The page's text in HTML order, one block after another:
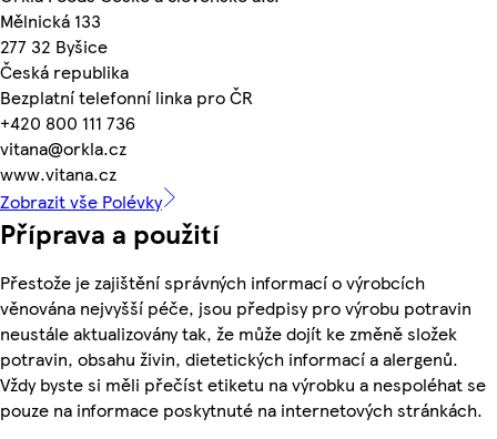
Mělnická 133
277 32 Byšice
Česká republika
Bezplatní telefonní linka pro ČR
+420 800 111 736
vitana@orkla.cz
www.vitana.cz
Zobrazit vše Polévky
Příprava a použití
Přestože je zajištění správných informací o výrobcích
věnována nejvyšší péče, jsou předpisy pro výrobu potravin
neustále aktualizovány tak, že může dojít ke změně složek
potravin, obsahu živin, dietetických informací a alergenů.
Vždy byste si měli přečíst etiketu na výrobku a nespoléhat se
pouze na informace poskytnuté na internetových stránkách.